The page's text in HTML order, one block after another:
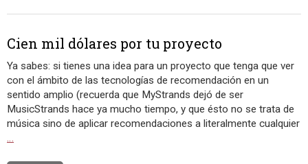
Cien mil dólares por tu proyecto
Ya sabes: si tienes una idea para un proyecto que tenga que ver
con el ámbito de las tecnologías de recomendación en un
sentido amplio (recuerda que MyStrands dejó de ser
MusicStrands hace ya mucho tiempo, y que ésto no se trata de
música sino de aplicar recomendaciones a literalmente cualquier
…